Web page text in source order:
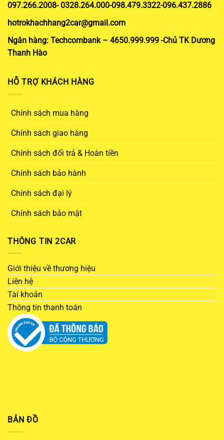
097.266.2008- 0328.264.000-098.479.3322-096.437.2886
hotrokhachhang2car@gmail.com
Ngân hàng: Techcombank – 4650.999.999 -Chủ TK Dương
Thanh Hào
HỖ TRỢ KHÁCH HÀNG
Chính sách mua hàng
Chính sách giao hàng
Chính sách đổi trả & Hoàn tiền
Chính sách bảo hành
Chính sách đại lý
Chính sách bảo mật
THÔNG TIN 2CAR
Giới thiệu về thương hiệu
Liên hệ
Tài khoản
Thông tin thanh toán
BẢN ĐỒ